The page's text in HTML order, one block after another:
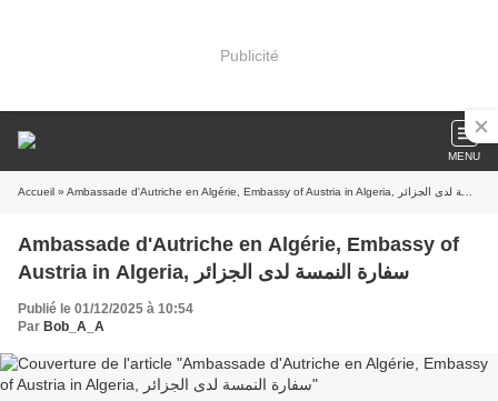
Publicité
MENU
Accueil » Ambassade d'Autriche en Algérie, Embassy of Austria in Algeria, سفارة النمسة لدى الجزائر
Ambassade d'Autriche en Algérie, Embassy of
Austria in Algeria, سفارة النمسة لدى الجزائر
Publié le 01/12/2025 à 10:54
Par Bob_A_A